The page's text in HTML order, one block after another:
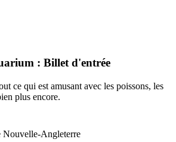
: Billet d'entrée
ce qui est amusant avec les poissons, les
plus encore.
Nouvelle-Angleterre